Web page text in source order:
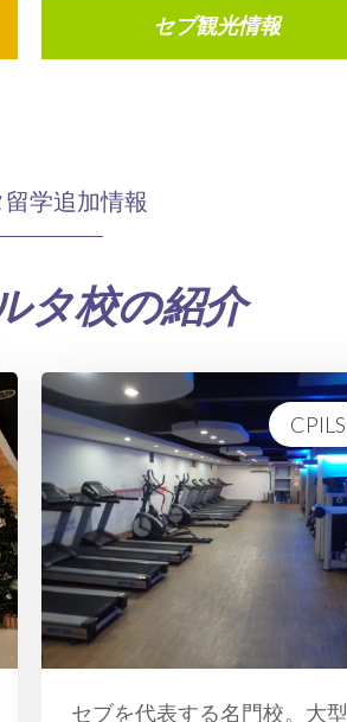
セブ観光情報
学追加情報
タ校の紹介
CPILS
セブを代表する名門校。大型